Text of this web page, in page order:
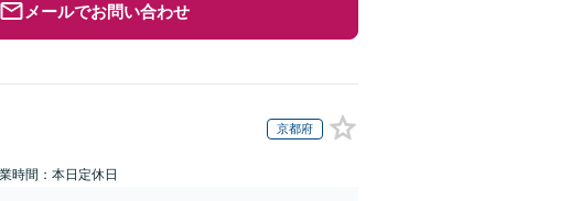
メールでお問い合わせ
京都府
時間：本日定休日